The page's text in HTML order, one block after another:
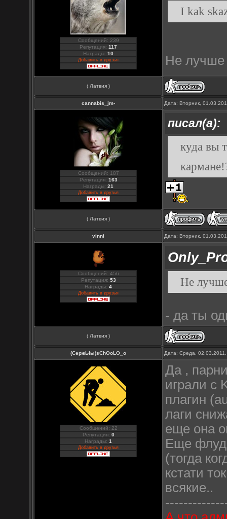
Сообщений: 239
Репутация:117
Награды:10
Добавить в друзья
I kak
Не лучше
( Латвия )
cannabis_jm- Дата: Вторник,
Сообщений: 187
Репутация: 163
Награды:21
Добавить в друзья
писал(а):
куда вы
( Латвия )
vinni Дата: Вторник,
Сообщений: 456
Репутация: 53
Награды:4
Добавить в друзья
Не
- да ты
( Латвия )
(СержЫы)sChOoLO_o Дата: Среда,
Сообщений: 22
Репутация: 0
Награды:1
Добавить в друзья
Да ,
играли
плагин
лаги
еще она
Eще
(тогда
кстати
всякие..